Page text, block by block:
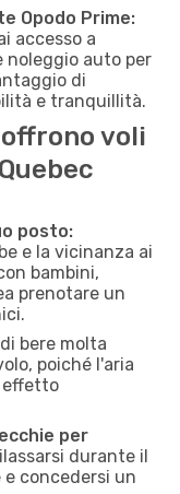
Opodo Prime:
accesso a
noleggio auto per
di
e tranquillità.
voli
posto:
e la vicinanza ai
bambini,
prenotare un
bere molta
poiché l'aria
effetto
per
durante il
concedersi un